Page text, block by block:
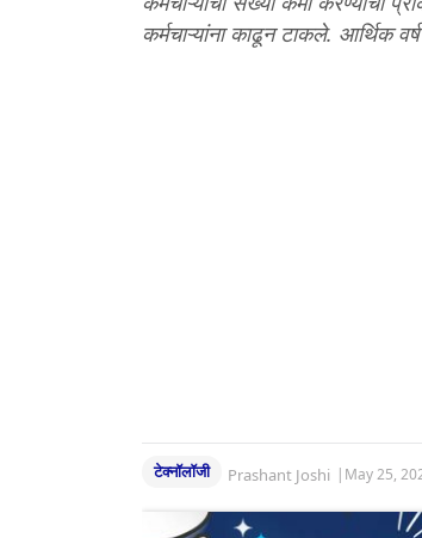
कर्मचाऱ्यांना काढून टाकले. आर्थिक
टेक्नॉलॉजी Prashant Joshi | May 25,